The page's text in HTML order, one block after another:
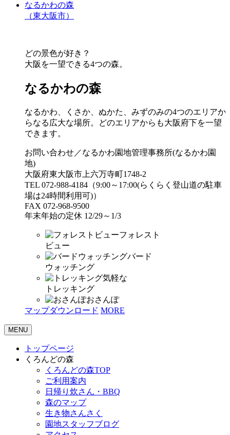
なるかわの森
（東大阪市）
どの景色が好き？
大阪を一望できる4つの森。
なるかわの森
なるかわ、くさか、ぬかた、みずのみの4つのエリアか
らなる広大な場所。どのエリアからも大阪府下を一望
できます。
お問い合わせ／なるかわ園地管理事務所(なるかわ園
地)
大阪府東大阪市上六万寺町1748-2
TEL 072-988-4184（9:00～17:00(らくらく登山道の駐車
場は24時間利用可)）
FAX 072-968-9500
年末年始の定休 12/29～1/3
フォレスト
ビュー
バード
ウォッチング
気軽な
トレッキング
おさんぽ
マップダウンロード MORE
MENU
トップページ
くろんどの森
くろんどの森TOP
ご利用案内
日帰り炊さん・BBQ
森のマップ
生き物さんさく
園地スタッフブログ